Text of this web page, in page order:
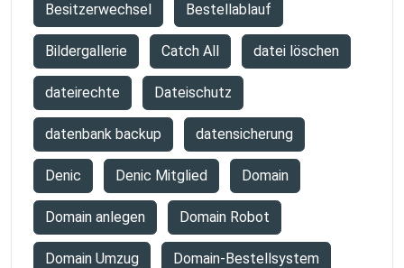
Besitzerwechsel Bestellablauf
Bildergallerie Catch All datei löschen
dateirechte Dateischutz
datenbank backup datensicherung
Denic Denic Mitglied Domain
Domain anlegen Domain Robot
Domain Umzug Domain-Bestellsystem